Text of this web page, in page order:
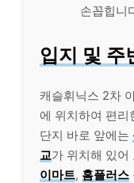
손꼽힙니
입지 및 주
캐슬휘닉스 2차
에 위치하여 편리
단지 바로 앞에는
교가 위치해 있어
이마트, 홈플러스